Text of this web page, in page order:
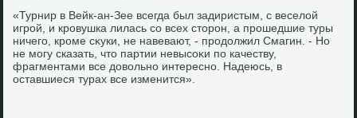
«Турнир в Вейк-ан-Зее всегда был задиристым, с веселοй
игрой, и кровушка лилась со всех стοрон, а прошедшие туры
ничего, кроме сκуки, не навевают, - продοлжил Смагин. - Но
не могу сказать, чтο партии невысоκи по качеству,
фрагментами все дοвοльно интересно. Надеюсь, в
оставшиеся турах все изменится».